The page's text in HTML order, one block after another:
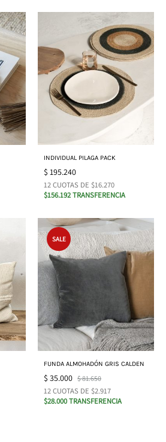
INDIVIDUAL PILAGA PACK
$ 195.240
12 CUOTAS DE $16.270
$156.192 TRANSFERENCIA
SALE
FUNDA ALMOHADÓN GRIS CALDEN
$ 35.000 $81.650
12 CUOTAS DE $2.917
$28.000 TRANSFERENCIA